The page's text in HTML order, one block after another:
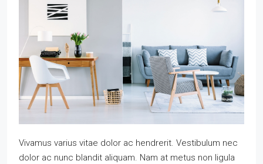
Vivamus varius vitae dolor ac hendrerit. Vestibulum nec
dolor ac nunc blandit aliquam. Nam at metus non ligula